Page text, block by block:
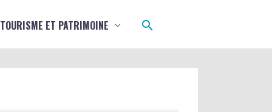
TOURISME ET PATRIMOINE Rechercher